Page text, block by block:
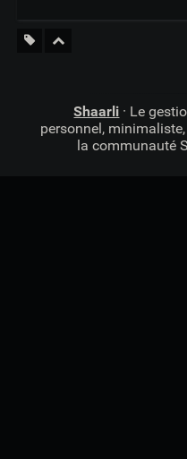
Shaarli · Le
personnel,
la communauté